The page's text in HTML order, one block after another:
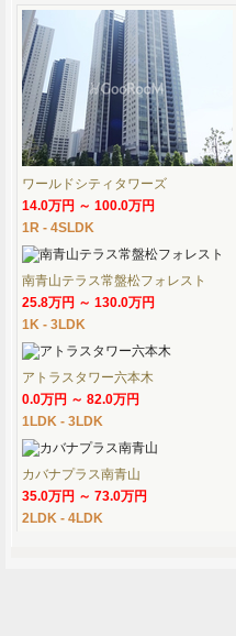
ワールドシティタワーズ
14.0万円 ～ 100.0万円
1R - 4SLDK
南青山テラス常盤松フォレスト
25.8万円 ～ 130.0万円
1K - 3LDK
アトラスタワー六本木
0.0万円 ～ 82.0万円
1LDK - 3LDK
カバナプラス南青山
35.0万円 ～ 73.0万円
2LDK - 4LDK